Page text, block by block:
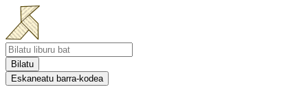
Bilatu
Eskaneatu barra-kodea